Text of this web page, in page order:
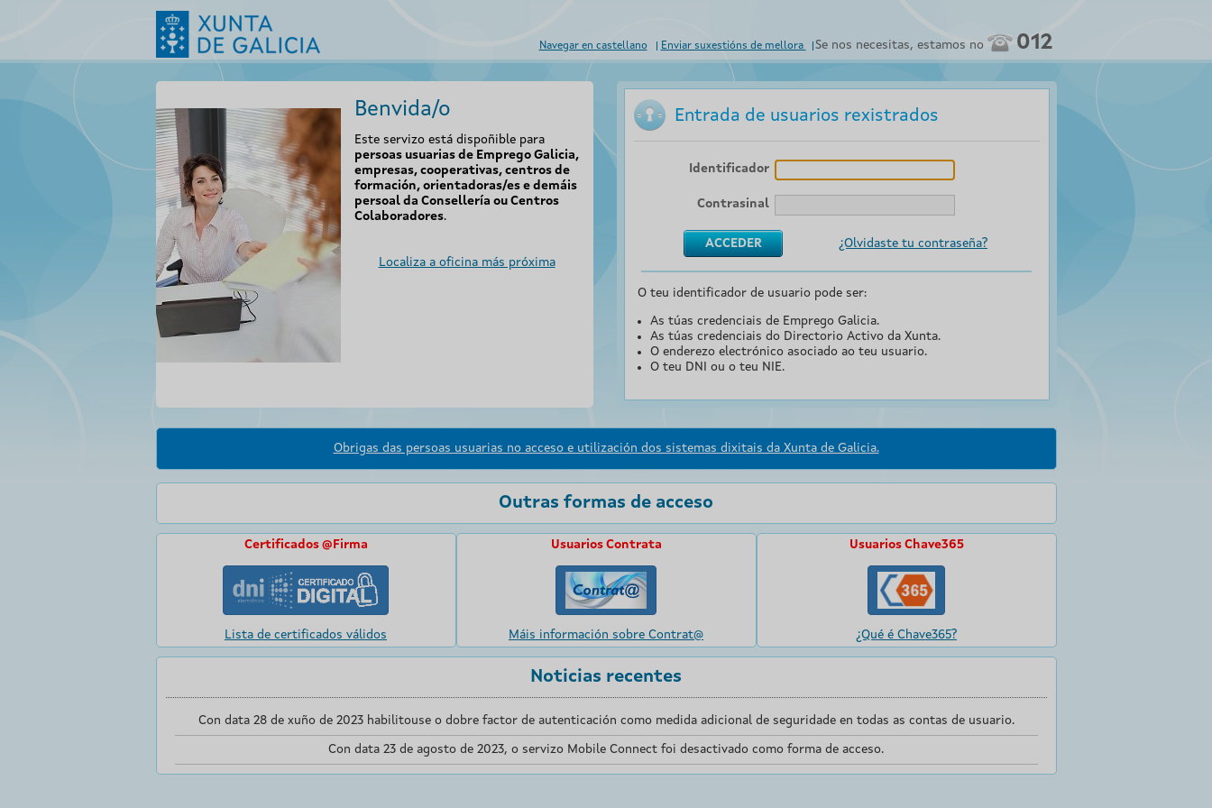
Navegar en castellano Enviar suxestións de mellora Se nos necesitas, estamos no 012
Benvida/o
Este servizo está dispoñible para
persoas usuarias de Emprego Galicia,
empresas, cooperativas, centros de
formación, orientadoras/es e demáis
persoal da Consellería ou Centros
Colaboradores.
Localiza a oficina más próxima
Entrada de usuarios rexistrados
Identificador
Contrasinal
¿Olvidaste tu contraseña?
O teu identificador de usuario pode ser:
As túas credenciais de Emprego Galicia.
As túas credenciais do Directorio Activo da Xunta.
O enderezo electrónico asociado ao teu usuario.
O teu DNI ou o teu NIE.
Obrigas das persoas usuarias no acceso e utilización dos sistemas dixitais da Xunta de Galicia.
Outras formas de acceso
Certificados @Firma
Lista de certificados válidos
Usuarios Contrata
Máis información sobre Contrat@
Usuarios Chave365
¿Qué é Chave365?
Noticias recentes
Con data 28 de xuño de 2023 habilitouse o dobre factor de autenticación como medida adicional de seguridade en todas as contas de usuario.
Con data 23 de agosto de 2023, o servizo Mobile Connect foi desactivado como forma de acceso.